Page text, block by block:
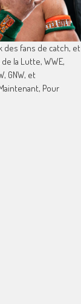
fans de catch, et
la Lutte, WWE,
GNW, et
Pour